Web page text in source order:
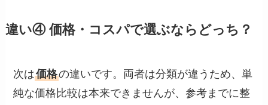
違い④ 価格・コスパで選ぶならどっち？
次は価格の違いです。両者は分類が違うため、単
純な価格比較は本来できませんが、参考までに整